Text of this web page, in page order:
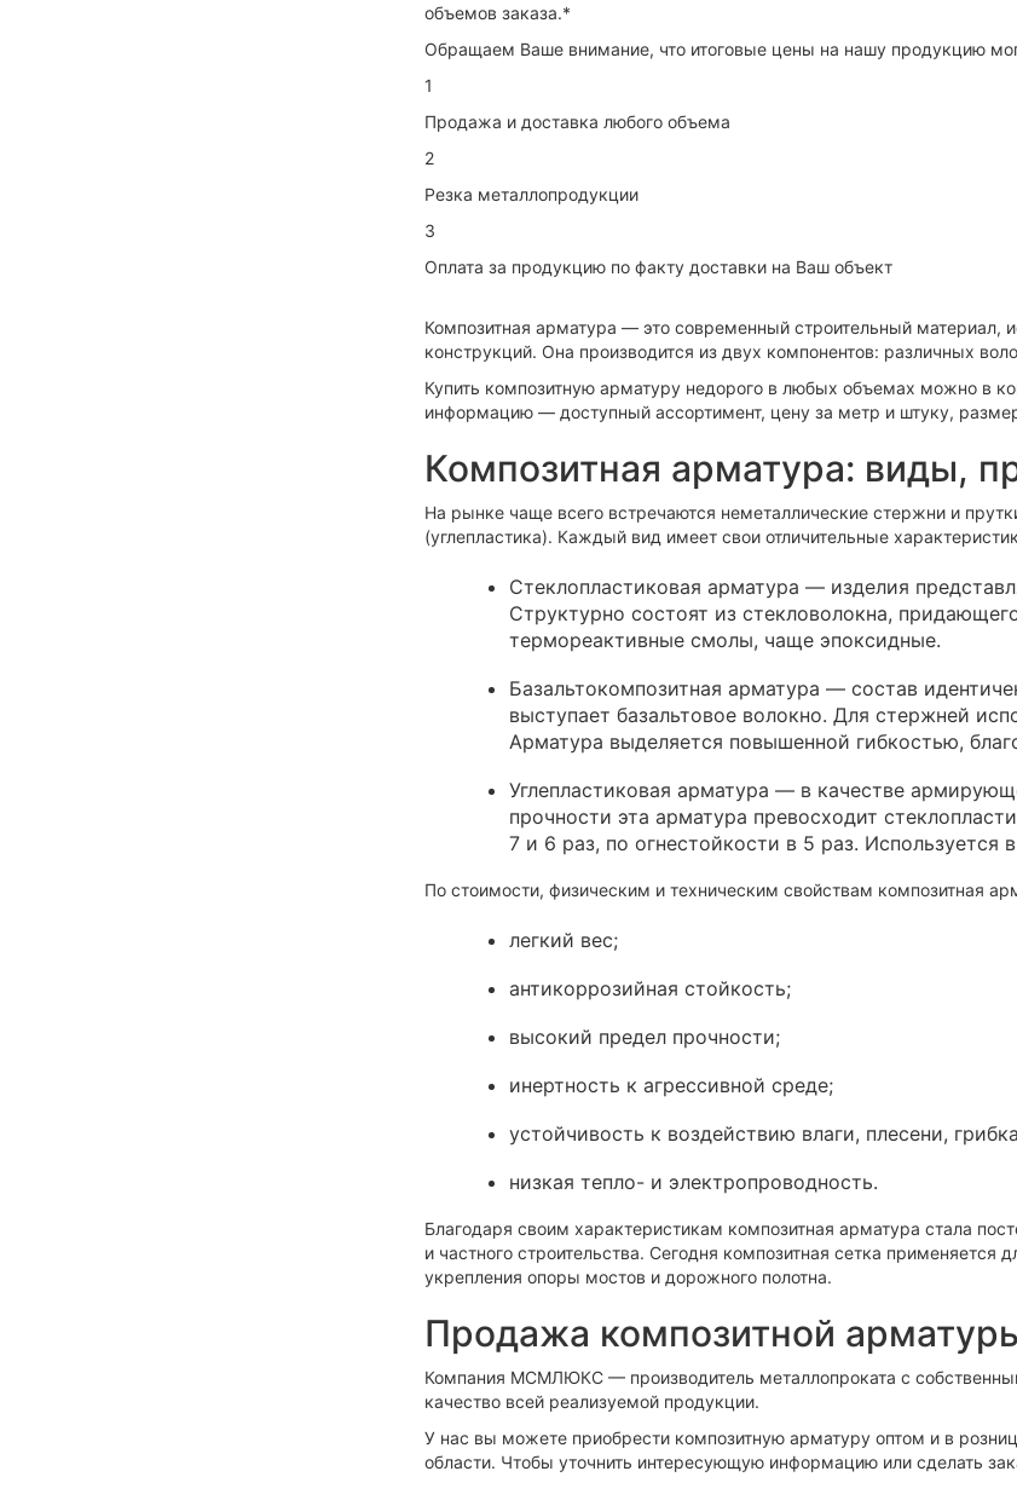
объемов заказа.*
Обращаем Ваше внимание, что итоговые цены на нашу продукцию
1
Продажа и доставка любого объема
2
Резка металлопродукции
3
Оплата за продукцию по факту доставки на Ваш объект
Композитная арматура — это современный строительный
конструкций. Она производится из двух компонентов: различных
Купить композитную арматуру недорого в любых объемах можно
информацию — доступный ассортимент, цену за метр и штуку,
Композитная арматура: виды,
На рынке чаще всего встречаются неметаллические стержни и
(углепластика). Каждый вид имеет свои отличительные
Стеклопластиковая арматура — изделия
Структурно состоят из стекловолокна,
термореактивные смолы, чаще эпоксидные.
Базальтокомпозитная арматура — состав
выступает базальтовое волокно. Для стержней
Арматура выделяется повышенной гибкостью,
Углепластиковая арматура — в качестве
прочности эта арматура превосходит
7 и 6 раз, по огнестойкости в 5 раз.
По стоимости, физическим и техническим свойствам композитная
легкий вес;
антикоррозийная стойкость;
высокий предел прочности;
инертность к агрессивной среде;
устойчивость к воздействию влаги, плесени,
низкая тепло- и электропроводность.
Благодаря своим характеристикам композитная арматура стала
и частного строительства. Сегодня композитная сетка
укрепления опоры мостов и дорожного полотна.
Продажа композитной
Компания МСМЛЮКС — производитель металлопроката с
качество всей реализуемой продукции.
У нас вы можете приобрести композитную арматуру оптом и в
области. Чтобы уточнить интересующую информацию или сделать